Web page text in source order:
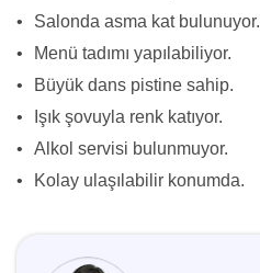
•
Salonda asma kat bulunuyor.
•
Menü tadımı yapılabiliyor.
•
Büyük dans pistine sahip.
•
Işık şovuyla renk katıyor.
•
Alkol servisi bulunmuyor.
•
Kolay ulaşılabilir konumda.